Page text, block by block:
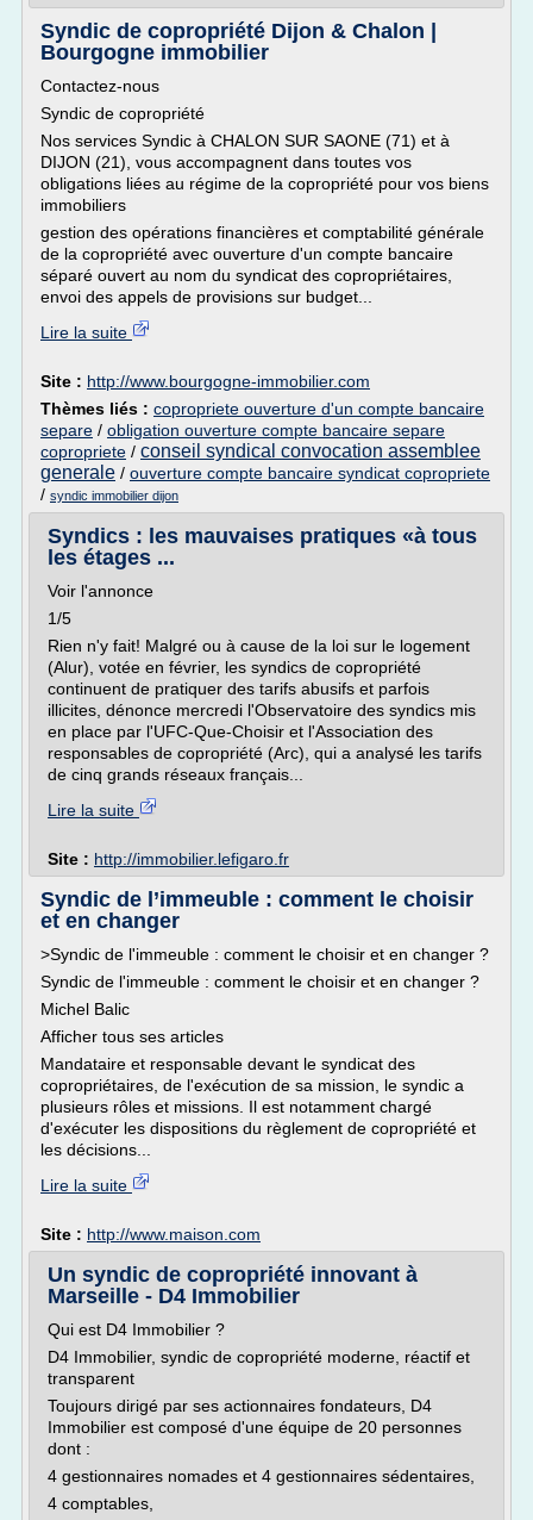
Syndic de copropriété Dijon & Chalon |
Bourgogne immobilier
Contactez-nous
Syndic de copropriété
Nos services Syndic à CHALON SUR SAONE (71) et à
DIJON (21), vous accompagnent dans toutes vos
obligations liées au régime de la copropriété pour vos biens
immobiliers
gestion des opérations financières et comptabilité générale
de la copropriété avec ouverture d'un compte bancaire
séparé ouvert au nom du syndicat des copropriétaires,
envoi des appels de provisions sur budget...
Lire la suite
Site : http://www.bourgogne-immobilier.com
Thèmes liés : copropriete ouverture d'un compte bancaire
separe / obligation ouverture compte bancaire separe
copropriete / conseil syndical convocation assemblee
generale / ouverture compte bancaire syndicat copropriete
/ syndic immobilier dijon
Syndics : les mauvaises pratiques «à tous
les étages ...
Voir l'annonce
1/5
Rien n'y fait! Malgré ou à cause de la loi sur le logement
(Alur), votée en février, les syndics de copropriété
continuent de pratiquer des tarifs abusifs et parfois
illicites, dénonce mercredi l'Observatoire des syndics mis
en place par l'UFC-Que-Choisir et l'Association des
responsables de copropriété (Arc), qui a analysé les tarifs
de cinq grands réseaux français...
Lire la suite
Site : http://immobilier.lefigaro.fr
Syndic de l’immeuble : comment le choisir
et en changer
>Syndic de l'immeuble : comment le choisir et en changer ?
Syndic de l'immeuble : comment le choisir et en changer ?
Michel Balic
Afficher tous ses articles
Mandataire et responsable devant le syndicat des
copropriétaires, de l'exécution de sa mission, le syndic a
plusieurs rôles et missions. Il est notamment chargé
d'exécuter les dispositions du règlement de copropriété et
les décisions...
Lire la suite
Site : http://www.maison.com
Un syndic de copropriété innovant à
Marseille - D4 Immobilier
Qui est D4 Immobilier ?
D4 Immobilier, syndic de copropriété moderne, réactif et
transparent
Toujours dirigé par ses actionnaires fondateurs, D4
Immobilier est composé d'une équipe de 20 personnes
dont :
4 gestionnaires nomades et 4 gestionnaires sédentaires,
4 comptables,